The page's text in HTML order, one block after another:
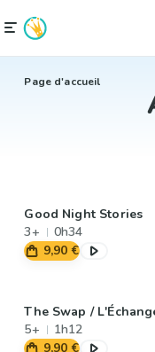
Page d'accueil
Good Night Stories
3+
0h34
9,90 €
The Swap /
5+
1h12
9,90 €